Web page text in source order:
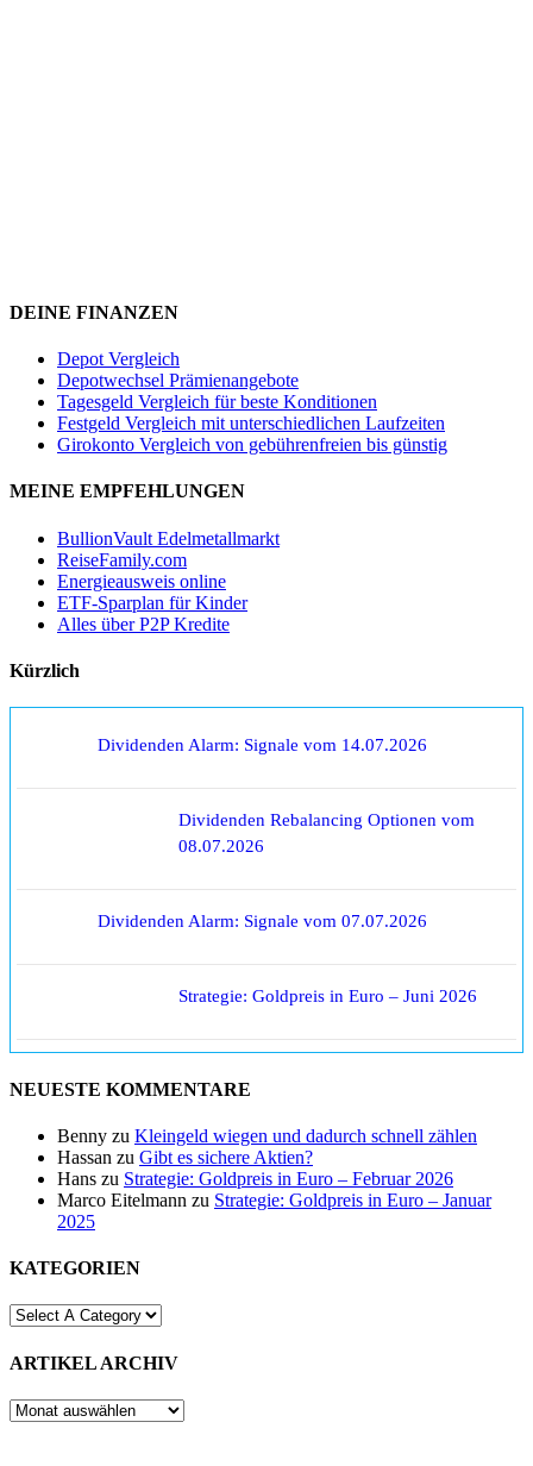
DEINE FINANZEN
Depot Vergleich
Depotwechsel Prämienangebote
Tagesgeld Vergleich für beste Konditionen
Festgeld Vergleich mit unterschiedlichen Laufzeiten
Girokonto Vergleich von gebührenfreien bis günstig
MEINE EMPFEHLUNGEN
BullionVault Edelmetallmarkt
ReiseFamily.com
Energieausweis online
ETF-Sparplan für Kinder
Alles über P2P Kredite
Kürzlich
Dividenden Alarm: Signale vom 14.07.2026
Dividenden Rebalancing Optionen vom
08.07.2026
Dividenden Alarm: Signale vom 07.07.2026
Strategie: Goldpreis in Euro – Juni 2026
NEUESTE KOMMENTARE
Benny zu Kleingeld wiegen und dadurch schnell zählen
Hassan zu Gibt es sichere Aktien?
Hans zu Strategie: Goldpreis in Euro – Februar 2026
Marco Eitelmann zu Strategie: Goldpreis in Euro – Januar
2025
KATEGORIEN
ARTIKEL ARCHIV
ARTIKEL